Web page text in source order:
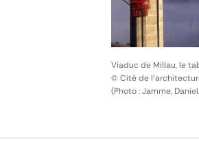
Viaduc de Millau, le
© Cité de
(Photo : Jamme,